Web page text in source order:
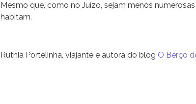
Mesmo que, como no Juízo, sejam menos
habitam.
Ruthia Portelinha, viajante e autora do blog O Berço